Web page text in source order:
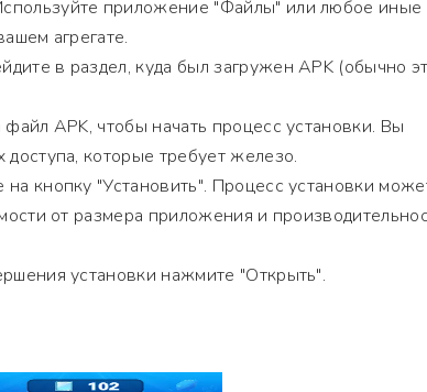
приложение "Файлы" или любое иные
агрегате.
в раздел, куда был загружен APK (обычно
APK, чтобы начать процесс установки. Вы
которые требует железо.
кнопку "Установить". Процесс установки
от размера приложения и
установки нажмите "Открыть".